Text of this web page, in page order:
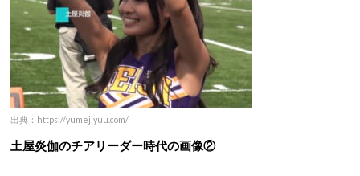
出典：https://yumejiyuu.com/
土屋炎伽のチアリーダー時代の画像②